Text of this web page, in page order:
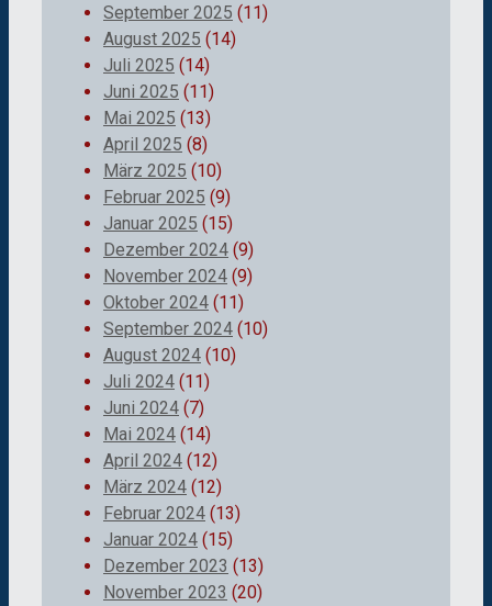
September 2025 (11)
August 2025 (14)
Juli 2025 (14)
Juni 2025 (11)
Mai 2025 (13)
April 2025 (8)
März 2025 (10)
Februar 2025 (9)
Januar 2025 (15)
Dezember 2024 (9)
November 2024 (9)
Oktober 2024 (11)
September 2024 (10)
August 2024 (10)
Juli 2024 (11)
Juni 2024 (7)
Mai 2024 (14)
April 2024 (12)
März 2024 (12)
Februar 2024 (13)
Januar 2024 (15)
Dezember 2023 (13)
November 2023 (20)